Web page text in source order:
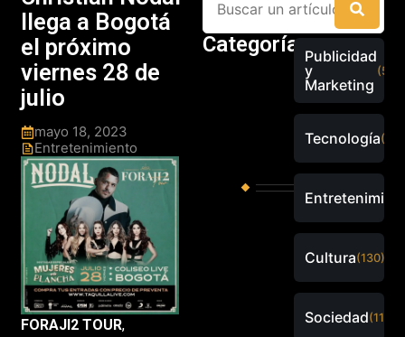
llega a Bogotá
el próximo
viernes 28 de
julio
mayo 18, 2023
Entretenimiento
FORAJI2 TOUR,
CategoríasPublicidad
y
Marketing
Tecnología
Cultura(130)
Sociedad(115)